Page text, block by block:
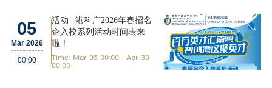
05
Mar 2026
00:00
活动 | 港科广2026年春招名
企入校系列活动时间表来
啦！
Time: Mar 05 00:00 - Apr 30
00:00